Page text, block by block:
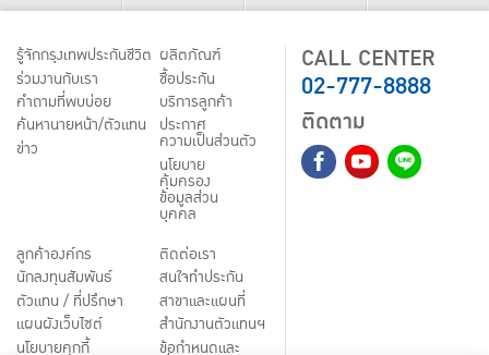
รู้จักกรุงเทพประกันชีวิต
ร่วมงานกับเรา
คำถามที่พบบ่อย
ค้นหานายหน้า/ตัวแทน
ข่าว
ผลิตภัณฑ์
ชื้อประกัน
บริการลูกค้า
ประกาศ
ความเป็นส่วนตัว
นโยบาย
คุ้มครอง
ข้อมูลส่วน
บุคคล
ลูกค้าองค์กร
นักลงทุนสัมพันธ์
ตัวแทน / ที่ปรึกษา
แผนผังเว็บไซต์
นโยบายคุกกี้
ติดต่อเรา
สนใจทำประกัน
สาขาและแผนที่
สำนักงานตัวแทนฯ
ข้อกำหนดและ
CALL CENTER
02-777-8888
ติดตาม